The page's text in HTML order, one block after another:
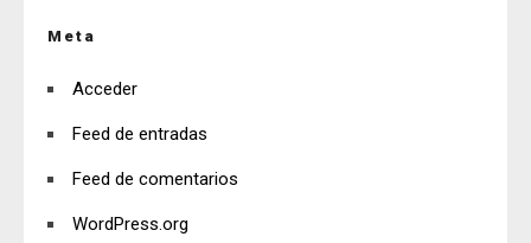
Meta
Acceder
Feed de entradas
Feed de comentarios
WordPress.org